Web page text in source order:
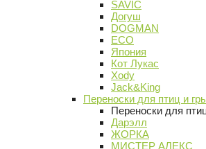
SAVIC
Догуш
DOGMAN
ECO
Япония
Кот Лукас
Xody
Jack&King
Переноски для птиц и
Переноски для
Дарэлл
ЖОРКА
МИСТЕР АЛЕКС